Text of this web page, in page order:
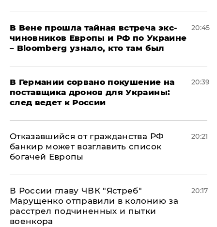
В Вене прошла тайная встреча экс-
чиновников Европы и РФ по Украине
– Bloomberg узнало, кто там был
20:45
​В Германии сорвано покушение на
поставщика дронов для Украины:
след ведет к России
20:39
Отказавшийся от гражданства РФ
банкир может возглавить список
богачей Европы
20:21
В России главу ЧВК "Ястреб"
Марущенко отправили в колонию за
расстрел подчиненных и пытки
военкора
20:17